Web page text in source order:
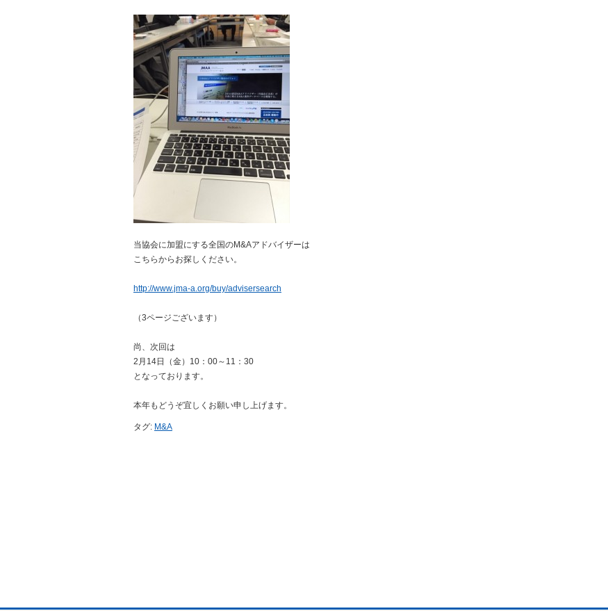
当協会に加盟にする全国のM&Aアドバイザーは
こちらからお探しください。
http://www.jma-a.org/buy/advisersearch
（3ページございます）
尚、次回は
2月14日（金）10：00～11：30
となっております。
本年もどうぞ宜しくお願い申し上げます。
タグ: M&A